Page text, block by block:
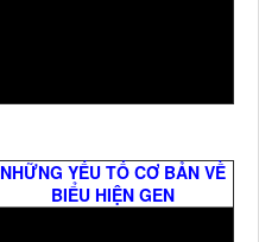
NHỮNG YẾU TỐ CƠ BẢN VỀ
BIỂU HIỆN GEN